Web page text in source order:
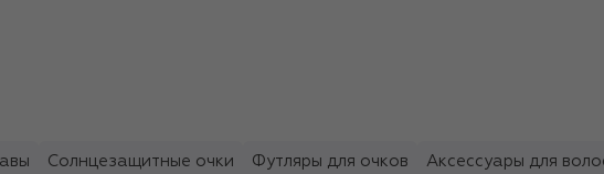
Солнцезащитные очки Футляры для очков Аксессуары для